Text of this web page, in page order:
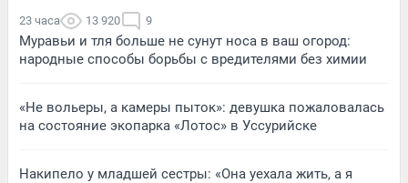
23 часа 13 920 9
Муравьи и тля больше не сунут носа в ваш огород:
народные способы борьбы с вредителями без химии
«Не вольеры, а камеры пыток»: девушка пожаловалась
на состояние экопарка «Лотос» в Уссурийске
Накипело у младшей сестры: «Она уехала жить, а я